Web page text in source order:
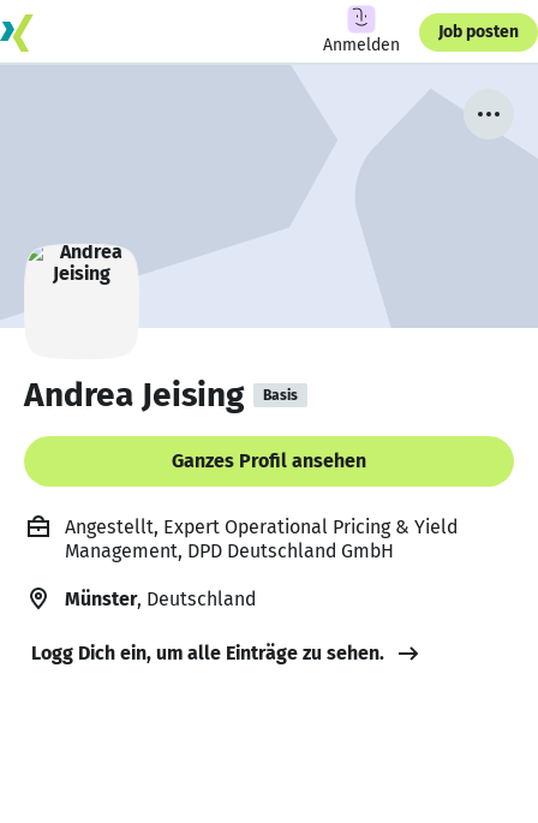
Anmelden
Job posten
Andrea Jeising Basis
Ganzes Profil ansehen
Angestellt, Expert Operational Pricing & Yield
Management, DPD Deutschland GmbH
Münster, Deutschland
Logg Dich ein, um alle Einträge zu sehen.